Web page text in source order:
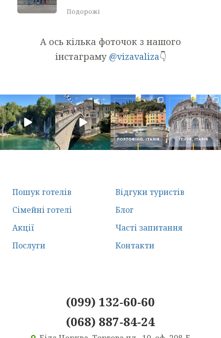
Подорожі
А ось кілька фоточок з нашого
інстаграму @vizavaliza👇
Пошук готелів
Сімейні готелі
Акції
Послуги
Відгуки туристів
Блог
Часті запитання
Контакти
(099) 132-60-60
(068) 887-84-24